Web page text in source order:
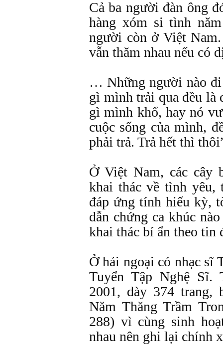
Cả ba người đàn ông
hàng xóm si tình
người còn ở Việt
vẫn thăm nhau nếu có
… Những người nào
gì mình trải qua đều là
gì mình khổ, hay nó
cuộc sống của mình,
phải trả. Trả hết thì
Ở Việt Nam, các cây
khai thác về tình yêu,
đáp ứng tính hiếu kỳ,
dẫn chứng ca khúc
khai thác bí ẩn theo
Ở hải ngoại có nhạc sĩ
Tuyển Tập Nghệ Sĩ.
2001, dày 374
Năm Thăng Trầm
288) vì cùng sinh
nhau nên ghi lại chính